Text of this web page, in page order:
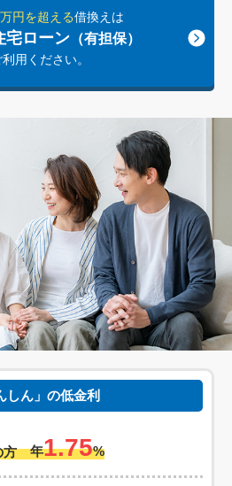
円を超える借換えは
宅ローン （有担保）
用ください。
しん」の低金利
方 年1.75%